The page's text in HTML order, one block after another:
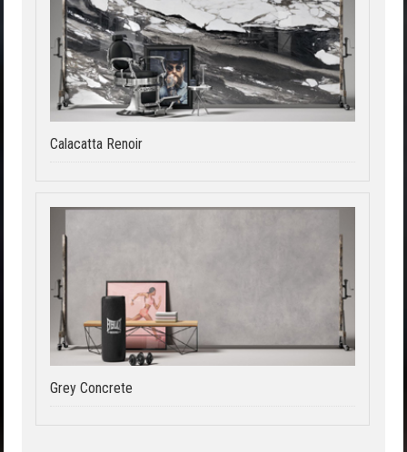
Calacatta Renoir
Grey Concrete